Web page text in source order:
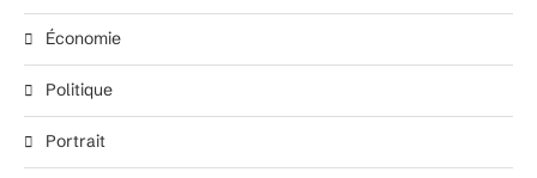
Économie
Politique
Portrait